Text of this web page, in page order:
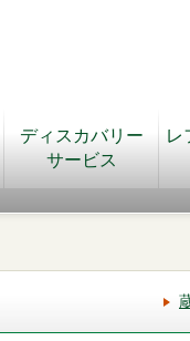
ディスカバリー
サービス
レ